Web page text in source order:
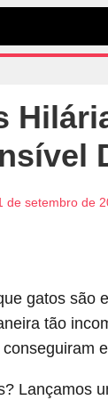
de setembro de
gatos são
tão
Lançamos